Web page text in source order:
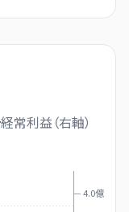
経常利益（右軸）
4.0億